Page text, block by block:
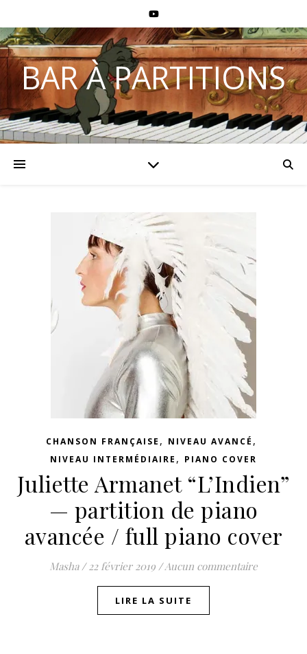
BAR À PARTITIONS
CHANSON FRANÇAISE , NIVEAU AVANCÉ ,
NIVEAU INTERMÉDIAIRE , PIANO COVER
Juliette Armanet “L’Indien”
— partition de piano
avancée / full piano cover
Masha / 22 février 2019 /Aucun commentaire
LIRE LA SUITE